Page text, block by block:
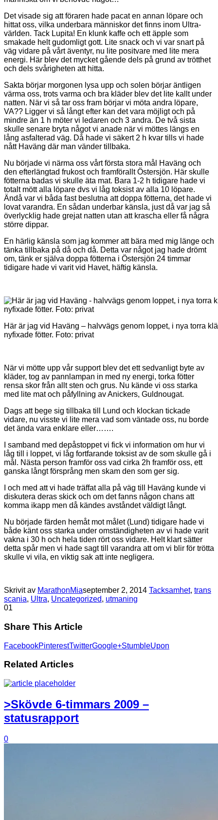
Det visade sig att föraren hade pacat en annan löpare och
hittat oss, vilka underbara människor det finns inom Ultra-
världen. Tack Lupita! En klunk kaffe och ett äpple som
smakade helt gudomligt gott. Lite snack och vi var snart på
väg vidare på vårt äventyr, nu lite positvare med lite mera
energi. Här blev det mycket gående dels på grund av trötthet
och dels svårigheten att hitta.
Sakta börjar morgonen lysa upp och solen börjar äntligen
värma oss, trots varma och bra kläder blev det lite kallt under
natten. När vi så tar oss fram börjar vi möta andra löpare,
VA?? Ligger vi så långt efter kan det vara möjligt och på
mindre än 1 h möter vi ledaren och 3 andra. De två sista
skulle senare bryta något vi anade när vi möttes längs en
lång asfalterad väg. Då hade vi säkert 2 h kvar tills vi hade
nått Haväng där man vänder tillbaka.
Nu började vi närma oss vårt första stora mål Haväng och
den efterlängtad frukost och framförallt Östersjön. Här skulle
fötterna badas vi skulle äta mat. Bara 1-2 h tidigare hade vi
totalt mött alla löpare dvs vi låg toksist av alla 10 löpare.
Ändå var vi båda fast beslutna att doppa fötterna, det hade vi
lovat varandra. En sådan underbar känsla, just då var jag så
överlycklig hade grejat natten utan att krascha eller få några
större dippar.
En härlig känsla som jag kommer att bära med mig länge och
tänka tillbaka på då och då. Detta var något jag hade drömt
om, tänk er själva doppa fötterna i Östersjön 24 timmar
tidigare hade vi varit vid Havet, häftig känsla.
Här är jag vid Haväng – halvvägs genom loppet, i nya torra
nyfixade fötter. Foto: privat
När vi mötte upp vår support blev det ett sedvanligt byte av
kläder, tog av pannlampan in med ny energi, torka fötter
rensa skor från allt sten och grus. Nu kände vi oss starka
med lite mat och påfyllning av Anickers, Guldnougat.
Dags att bege sig tillbaka till Lund och klockan tickade
vidare, nu visste vi lite mera vad som väntade oss, nu borde
det ända vara enklare eller…….
I samband med depåstoppet vi fick vi information om hur vi
låg till i loppet, vi låg fortfarande toksist av de som skulle gå i
mål. Nästa person framför oss vad cirka 2h framför oss, ett
ganska långt försprång men skam den som ger sig.
I och med att vi hade träffat alla på väg till Haväng kunde vi
diskutera deras skick och om det fanns någon chans att
komma ikapp men då kändes avståndet väldigt långt.
Nu började färden hemåt mot målet (Lund) tidigare hade vi
både känt oss starka under omständigheten av vi hade varit
vakna i 30 h och hela tiden rört oss vidare. Helt klart sätter
detta spår men vi hade sagt till varandra att om vi blir för trötta
skulle vi vila, en viktig sak att inte negligera.
Skrivit av MarathonMiaseptember 2, 2014 Tacksamhet, trans
scania, Ultra, Uncategorized, utmaning
01
Share This Article
FacebookPinterestTwitterGoogle+StumbleUpon
Related Articles
>Skövde 6-timmars 2009 –
statusrapport
0